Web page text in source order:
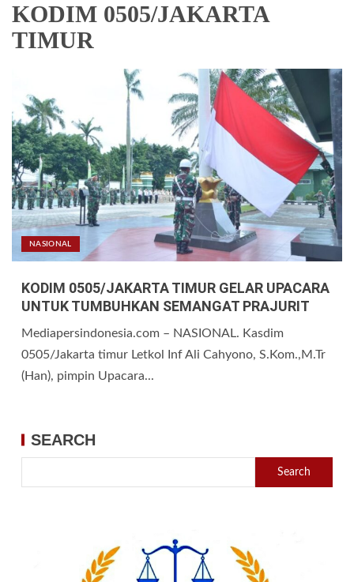
KODIM 0505/JAKARTA
TIMUR
NASIONAL
KODIM 0505/JAKARTA TIMUR GELAR UPACARA
UNTUK TUMBUHKAN SEMANGAT PRAJURIT
Mediapersindonesia.com – NASIONAL. Kasdim
0505/Jakarta timur Letkol Inf Ali Cahyono, S.Kom.,M.Tr
(Han), pimpin Upacara...
SEARCH
Search